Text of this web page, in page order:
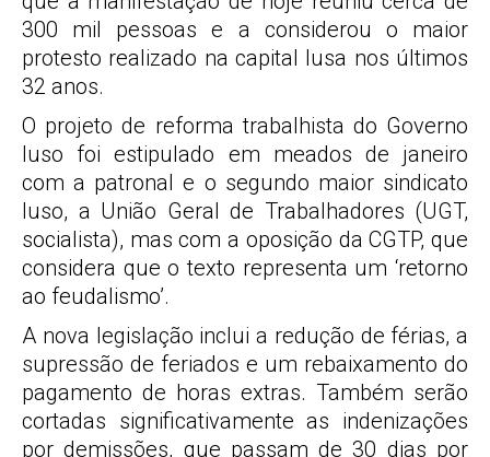
300 mil pessoas e a considerou o maior
protesto realizado na capital lusa nos últimos
32 anos.
O projeto de reforma trabalhista do Governo
luso foi estipulado em meados de janeiro
com a patronal e o segundo maior sindicato
luso, a União Geral de Trabalhadores (UGT,
socialista), mas com a oposição da CGTP, que
considera que o texto representa um ‘retorno
ao feudalismo’.
A nova legislação inclui a redução de férias, a
supressão de feriados e um rebaixamento do
pagamento de horas extras. Também serão
cortadas significativamente as indenizações
por demissões, que passam de 30 dias por